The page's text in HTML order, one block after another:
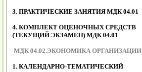
3. ПРАКТИЧЕСКИЕ ЗАНЯТИЯ МДК 04.01
4. КОМПЛЕКТ ОЦЕНОЧНЫХ СРЕДСТВ
(ТЕКУЩИЙ ЭКЗАМЕН) МДК 04.01
МДК 04.02.ЭКОНОМИКА ОРГАНИЗАЦИИ
1. КАЛЕНДАРНО-ТЕМАТИЧЕСКИЙ